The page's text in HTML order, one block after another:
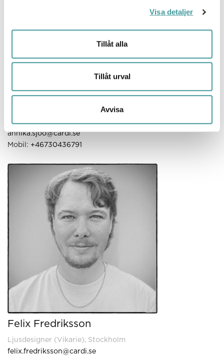
Visa detaljer
Tillåt alla
Tillåt urval
Avvisa
Ljusdesigner, Borlänge
annika.sjoo@cardi.se
Mobil: +46730436791
Felix Fredriksson
Ljusdesigner (Vikarie), Stockholm
felix.fredriksson@cardi.se